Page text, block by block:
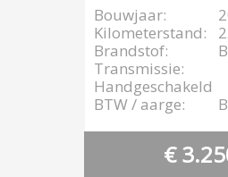
Bouwjaar:
Kilometerstand:
Brandstof:
Transmissie:
Handgeschakeld
BTW / aarge:
€